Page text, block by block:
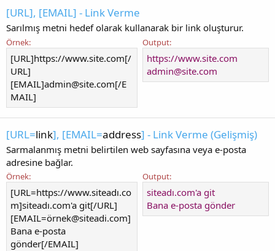
[URL], [EMAIL] - Link Verme
Sarılmış metni hedef olarak kullanarak bir link oluşturur.
Örnek:
[URL]https://www.site.com[/
URL]
[EMAIL]admin@site.com[/E
MAIL]
Output:
https://www.site.com
admin@site.com
[URL=link], [EMAIL=address] - Link Verme (Gelişmiş)
Sarmalanmış metni belirtilen web sayfasına veya e-posta
adresine bağlar.
Örnek:
[URL=https://www.siteadı.co
m]siteadı.com'a git[/URL]
[EMAIL=örnek@siteadi.com]
Bana e-posta
gönder[/EMAIL]
Output:
siteadı.com'a git
Bana e-posta gönder